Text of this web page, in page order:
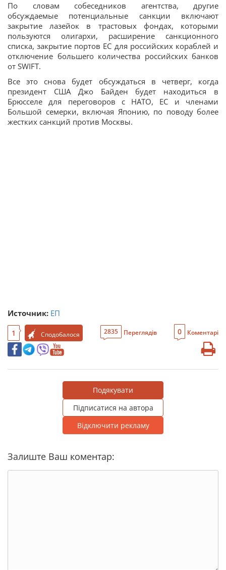
По словам собеседников агентства, другие
обсуждаемые потенциальные санкции включают
закрытие лазейок в трастовых фондах, которыми
пользуются олигархи, расширение санкционного
списка, закрытие портов ЕС для российских кораблей и
отключение большего количества российских банков
от SWIFT.
Все это снова будет обсуждаться в четверг, когда
президент США Джо Байден будет находиться в
Брюсселе для переговоров с НАТО, ЕС и членами
Большой семерки, включая Японию, по поводу более
жестких санкций против Москвы.
Источник: ЕП
1 Сподобалося 2835 Переглядів 0 Коментарі
Подякувати
Підписатися на автора
Відключити рекламу
Залиште Ваш коментар: